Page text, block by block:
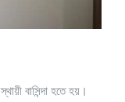
বাসিন্দা হতে হয়।